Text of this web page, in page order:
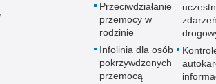
Przeciwdziałanie
przemocy w
rodzinie
Infolinia dla osób
pokrzywdzonych
przemocą
zdarzeń